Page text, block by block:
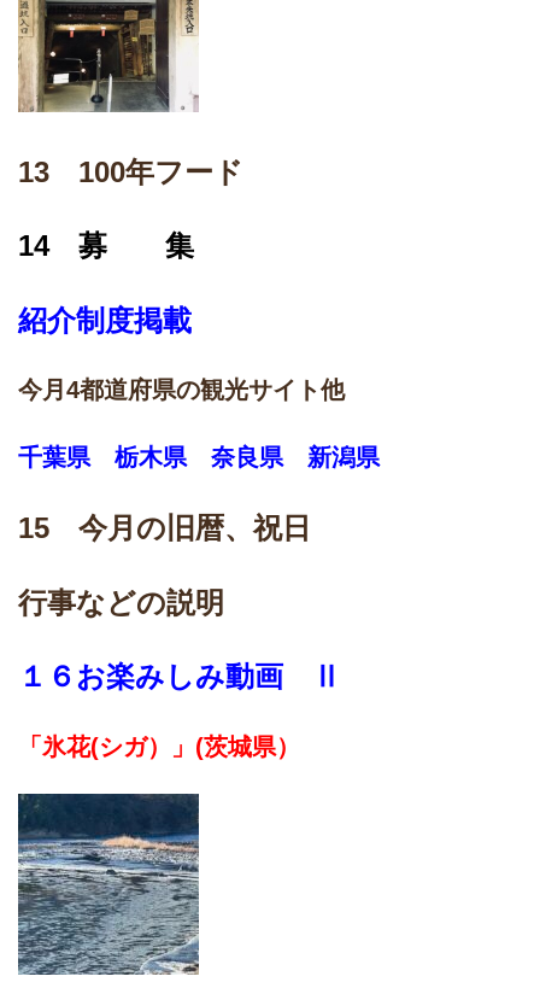
13 100年フード
14 募 集
紹介制度掲載
今月4都道府県の観光サイト他
千葉県 栃木県 奈良県 新潟県
15 今月の旧暦、祝日
行事などの説明
１６お楽みしみ動画 Ⅱ
「氷花(シガ）」 (茨城県）